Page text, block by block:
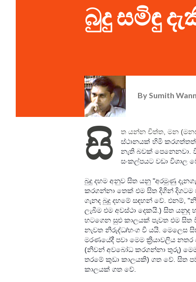
බුදු සමිඳු
By Sumith
සි
ත යන්න චිත්ත, මන
ස්ථානයක් හිමි
නැති ‍බවක් පෙනෙනවා.
සංකල්පයට වඩා විශාල
බුදු දහම අනුව සිත යනු "අරමුණු
කරගන්නා තෙක් එම සිත දිගින්
ගැනද බුදු ද‍හමේ සඳහන් වේ. එනම්,
ලැබීම එම අවස්ථා දෙකයි.) සිත
හටගෙන සුළු කාලයක් පැවත එම
නැවත නිරුද්ධ/භංග වී යයි. මෙලෙස
මරණයේදී පවා මෙම ක්‍රියාවලිය
(නිවන් අවබෝධ කරගන්නා තුරු)
තරමේ කුඩා කාලයකි) ගත වේ. සිත
කාලයක් ගත වේ.